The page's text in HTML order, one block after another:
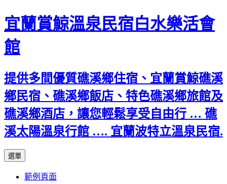
宜蘭賞鯨溫泉民宿白水樂活會
館
提供多間優質礁溪鄉住宿、宜蘭賞鯨礁溪
鄉民宿、礁溪鄉飯店、特色礁溪鄉旅館及
礁溪鄉酒店，讓您輕鬆享受自由行 … 礁
溪太陽溫泉行館 …. 宜蘭波特立溫泉民宿.
選單
主
範例頁面